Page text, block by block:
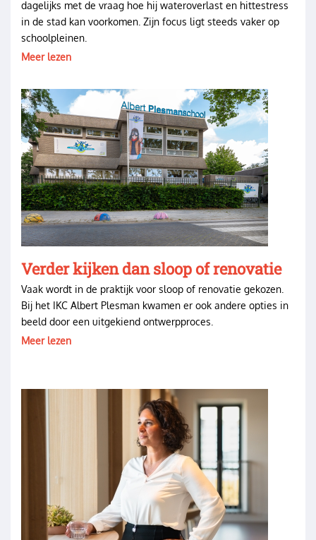
dagelijks met de vraag hoe hij wateroverlast en hittestress
in de stad kan voorkomen. Zijn focus ligt steeds vaker op
schoolpleinen.
Meer lezen
Image
Verder kijken dan sloop of renovatie
Vaak wordt in de praktijk voor sloop of renovatie gekozen.
Bij het IKC Albert Plesman kwamen er ook andere opties in
beeld door een uitgekiend ontwerpproces.
Meer lezen